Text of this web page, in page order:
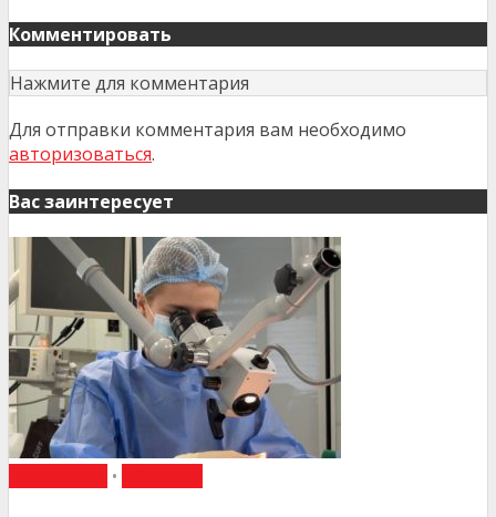
Комментировать
Нажмите для комментария
Для отправки комментария вам необходимо
авторизоваться.
Вас заинтересует
•